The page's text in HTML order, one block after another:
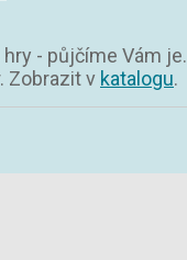
- půjčíme Vám je.
Zobrazit v katalogu.